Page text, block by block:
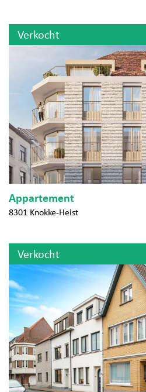
Verkocht
Appartement
8301 Knokke-Heist
Verkocht